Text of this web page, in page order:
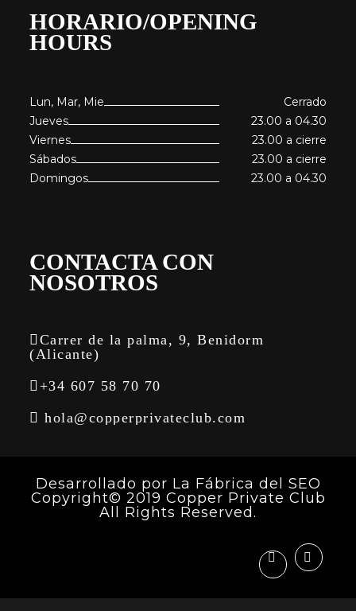
HORARIO/OPENING
HOURS
Lun, Mar, Mie
Cerrado
Jueves
23.00 a 04.30
Viernes
23.00 a cierre
Sábados
23.00 a cierre
Domingos
23.00 a 04.30
CONTACTA CON
NOSOTROS
Carrer de la palma, 9, Benidorm
(Alicante)
+34 607 58 70 70
hola@copperprivateclub.com
Desarrollado por La Fábrica del SEO
Copyright© 2019 Copper Private Club
All Rights Reserved.